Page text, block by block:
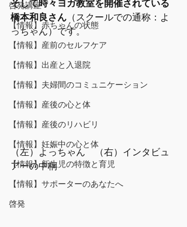
啓発講座
【情報】赤ちゃんの状態
【情報】産前のセルフケア
【情報】出産と入退院
【情報】夫婦間のコミュニケーション
【情報】産後の心と体
【情報】産後のリハビリ
【情報】妊娠中の心と体
【情報】新生児の特徴と育児
【情報】サポーターのあなたへ
啓発
そして時々ヨガ教室を開催されている
橋本和良さん （スクールでの通称：よ
っちゃん）です。
（左）よっちゃん　（右）インタビュ
アーの中桐